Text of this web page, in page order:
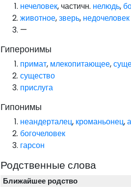
нечеловек, частичн. нелюдь,
животное,зверь, недочеловек
—
Гиперонимы
примат, млекопитающее,
существо
прислуга
Гипонимы
неандерталец, кроманьонец,
богочеловек
гарсон
Родственные слова
Ближайшее родство